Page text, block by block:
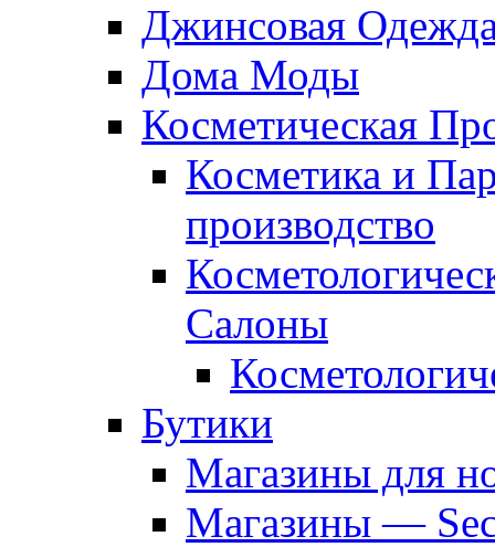
Джинсовая
Дома Моды
Косметическая
Косметика и
производство
Салоны
Бутики
Магазины для
Магазины —